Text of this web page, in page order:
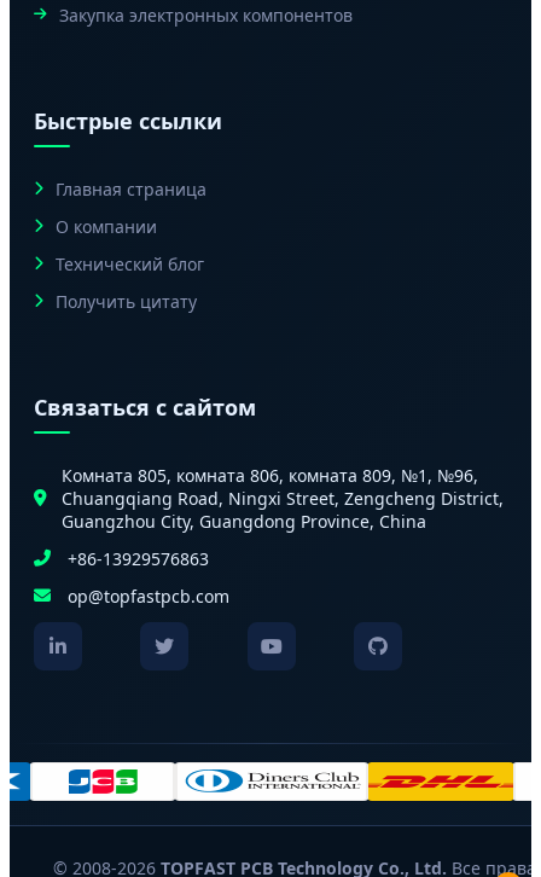
Закупка электронных компонентов
Быстрые ссылки
Главная страница
О компании
Технический блог
Получить цитату
Связаться с сайтом
Комната 805, комната 806, комната 809, №1, №96,
Chuangqiang Road, Ningxi Street, Zengcheng District,
Guangzhou City, Guangdong Province, China
+86-13929576863
op@topfastpcb.com
© 2008-2026 TOPFAST PCB Technology Co., Ltd. Все права